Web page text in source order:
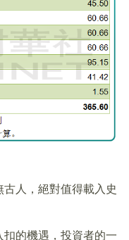
人，絕對值得載入史
的機遇，投資者的一